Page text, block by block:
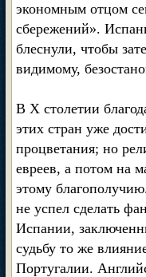
экономным отцом
сбережений».
блеснули, чтобы
видимому,
В X столетии
этих стран уже
процветания; но
евреев, а потом на
этому
не успел сделать
Испании,
судьбу то же
Португалии.